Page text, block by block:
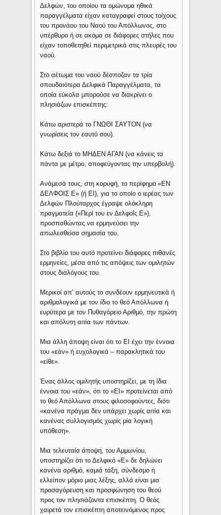
Δελφών, του οποίου τα ομώνυμα ηθικά
παραγγέλματα είχαν καταγραφεί στους τοίχους
του προνάου του Ναού του Απόλλωνος, στο
υπέρθυρο ή σε ακόμα σε διάφορες στήλες που
είχαν τοποθετηθεί περιμετρικά στις πλευρές του
ναού.
Στο αέτωμα του ναού δέσποζαν τα τρία
σπουδαιότερα Δελφικά Παραγγέλματα, τα
οποία εύκολα μπορούσε να διακρίνει ο
πλησιάζων επισκέπτης:
Κάτω αριστερά το ΓΝΩΘΙ ΣΑΥΤΟΝ (να
γνωρίσεις τον εαυτό σου).
Κάτω δεξιά το ΜΗΔΕΝ ΑΓΑΝ (να κάνεις τα
πάντα με μέτρο, αποφεύγοντας την υπερβολή).
Ανάμεσά τους, στη κορυφή, το περίφημο «ΕΝ
ΔΕΛΦΟΙΣ Ε» (ή ΕΙ), για το οποίο ο ιερέας των
Δελφών Πλούταρχος έγραψε ολόκληρη
πραγματεία («Περί του εν Δελφοΐς Ε»),
προσπαθώντας να ερμηνεύσει την
απωλεσθείσα σημασία του.
Στο βιβλίο του αυτό προτείνει διάφορες πιθανές
ερμηνείες, μέσα από τις απόψεις των ομιλητών
στους διαλόγους του.
Μερικοί απ’ αυτούς το συνδέουν ερμηνευτικά ή
αριθμολογικά με τον ίδιο το θεό Απόλλωνα ή
ευρύτερα με τον Πυθαγόρειο Αριθμό, την πρώτη
και απόλυτη αιτία των πάντων.
Μια άλλη άποψη είναι ότι το ΕΙ έχει την έννοια
του «εάν» ή ευχολογικά – παρακλητικά του
«είθε».
Ένας άλλος ομιλητής υποστηρίζει, με τη ίδια
έννοια του «εάν», ότι το «ΕΙ» προτείνεται από
το θεό Απόλλωνα στους φιλοσοφούντες, διότι
«κανένα πράγμα δεν υπάρχει χωρίς αιτία και
κανένας συλλογισμός χωρίς μία λογική
υπόθεση».
Μια τελευταία άποψη, του Αμμωνίου,
υποστηρίζει ότι το Δελφικό «Ε» δε δηλώνει
κανένα αριθμό, καμιά τάξη, σύνδεσμο ή
ελλείπον μόριο μιας λέξης, αλλά είναι μια
προσαγόρευση και προσφώνηση του θεού
προς τον πλησιάζοντα επισκέπτη. Ο θεός
χαιρετά τον επισκέπτη αποτεινόμενος προς